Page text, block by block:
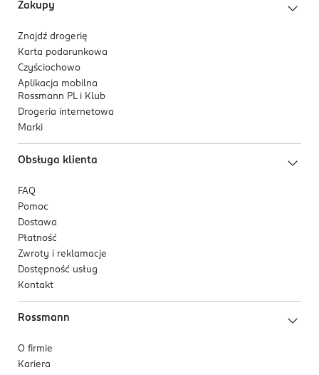
naskórka,
beta-glukan
linie, działa kojąco i antyoksydacyjnie.
Formuła i konsystencja:
Półtransparentny, bardzo lekki żel-krem gładko się
rozprowadza i szybko wchłania - bez tłustej warstwy.
Wegańska, niekomedogenna formuła, przebadana
441865419110
IE-Irlandia
Kod EAN
8 809563 101054
Zakupy
Znajdź drogerię
Karta podarunkowa
Czyściochowo
Aplikacja mobilna
Rossmann PL i Klub
Drogeria internetowa
Marki
Obsługa klienta
FAQ
Pomoc
Dostawa
Płatność
Zwroty i reklamacje
Dostępność usług
Kontakt
Rossmann
O firmie
Kariera